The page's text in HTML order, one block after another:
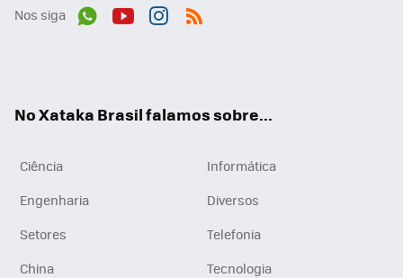
Nos siga
No Xataka Brasil falamos sobre...
Ciência
Informática
Engenharia
Diversos
Setores
Telefonia
China
Tecnologia